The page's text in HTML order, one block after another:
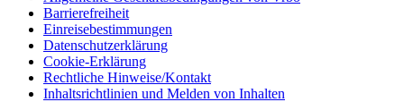
Barrierefreiheit
Einreisebestimmungen
Datenschutzerklärung
Cookie-Erklärung
Rechtliche Hinweise/Kontakt
Inhaltsrichtlinien und Melden von Inhalten